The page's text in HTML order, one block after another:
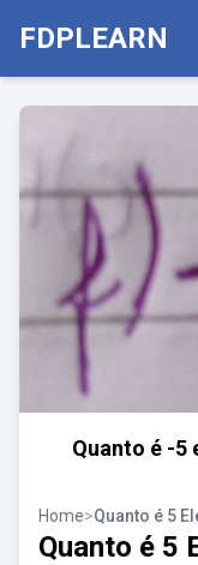
FDPLEARN
Quanto é -5
Home>Quanto é 5
Quanto é 5